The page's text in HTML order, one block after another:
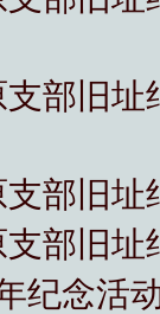
部旧
部旧
部旧
纪念活